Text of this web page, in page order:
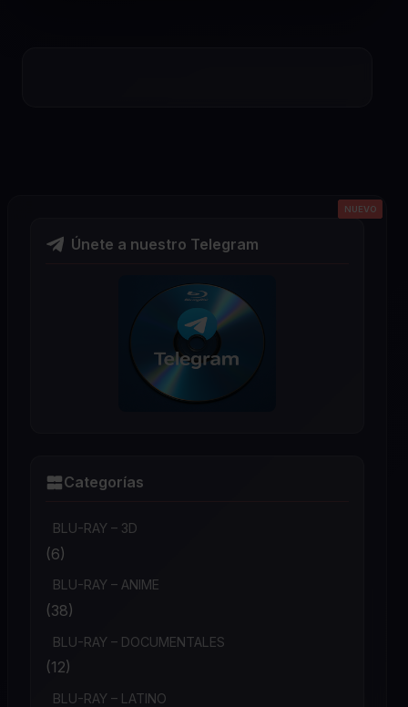
Únete a nuestro Telegram
Categorías
BLU-RAY – 3D
(6)
BLU-RAY – ANIME
(38)
BLU-RAY – DOCUMENTALES
(12)
BLU-RAY – LATINO
NUEVO
NUEVO
NUEVO
NUEVO
NUEVO